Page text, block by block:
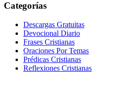
Categorías
Descargas Gratuitas
Devocional Diario
Frases Cristianas
Oraciones Por Temas
Prédicas Cristianas
Reflexiones Cristianas